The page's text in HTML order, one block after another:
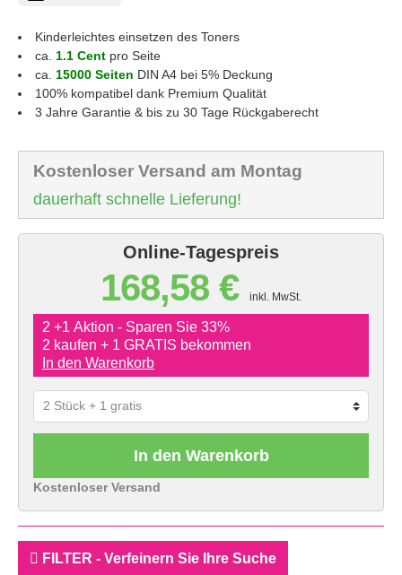
Kinderleichtes einsetzen des Toners
ca. 1.1 Cent pro Seite
ca. 15000 Seiten DIN A4 bei 5% Deckung
100% kompatibel dank Premium Qualität
3 Jahre Garantie & bis zu 30 Tage Rückgaberecht
Kostenloser Versand am Montag
dauerhaft schnelle Lieferung!
Online-Tagespreis
168,58 € inkl. MwSt.
2 +1 Aktion - Sparen Sie 33%
2 kaufen + 1 GRATIS bekommen
In den Warenkorb
In den Warenkorb
Kostenloser Versand
FILTER - Verfeinern Sie Ihre Suche